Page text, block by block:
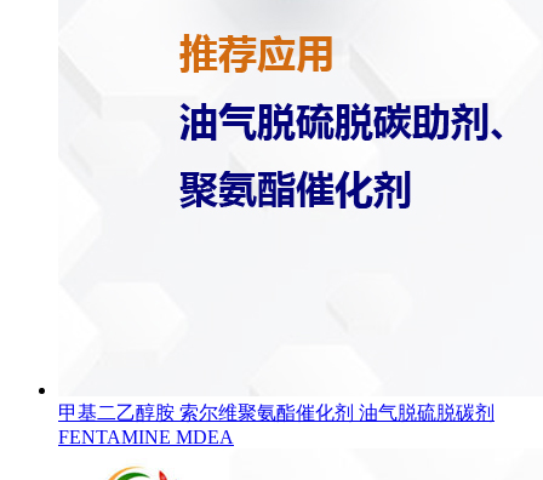
甲基二乙醇胺 索尔维聚氨酯催化剂 油气脱硫脱碳剂
FENTAMINE MDEA